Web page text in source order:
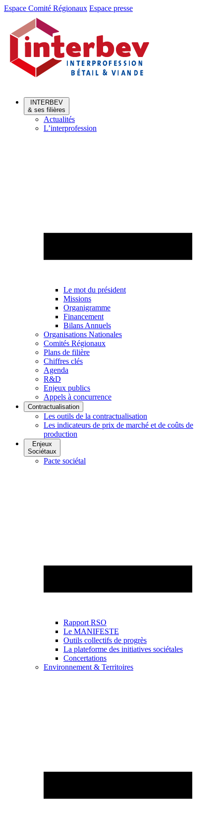
Aller
Aller
contenu
Espace Comité Régionaux Espace presse
INTERBEV
& ses filières
Actualités
L’interprofession
Le mot du président
Missions
Organigramme
Financement
Bilans Annuels
Organisations Nationales
Comités Régionaux
Plans de filière
Chiffres clés
Agenda
R&D
Enjeux publics
Appels à concurrence
Contractualisation
Les outils de la contractualisation
Les indicateurs de prix de marché et de coûts de
production
Enjeux
Sociétaux
Pacte sociétal
Rapport RSO
Le MANIFESTE
Outils collectifs de progrès
La plateforme des initiatives sociétales
Concertations
Environnement & Territoires